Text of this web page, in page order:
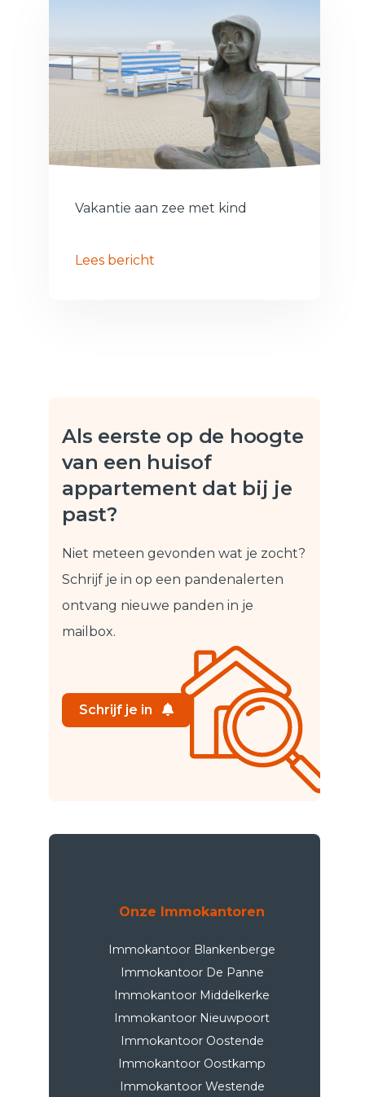
Vakantie aan zee met kind
Lees bericht
Als eerste op de hoogte
van een huisof
appartement dat bij je
past?
Niet meteen gevonden wat je zocht?
Schrijf je in op een pandenalerten
ontvang nieuwe panden in je
mailbox.
Schrijf je in
Onze Immokantoren
Immokantoor Blankenberge
Immokantoor De Panne
Immokantoor Middelkerke
Immokantoor Nieuwpoort
Immokantoor Oostende
Immokantoor Oostkamp
Immokantoor Westende